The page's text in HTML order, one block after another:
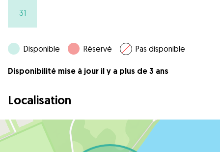
31
Disponible Réservé Pas disponible
Disponibilité mise à jour il y a plus de 3 ans
Localisation